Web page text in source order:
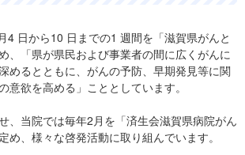
4 日から10 日までの1 週間を「滋賀県がんと
、「県が県民および事業者の間に広くがんに
めるとともに、がんの予防、早期発見等に関
意欲を高める」こととしています。
、当院では毎年2月を「済生会滋賀県病院がん
め、様々な啓発活動に取り組んでいます。